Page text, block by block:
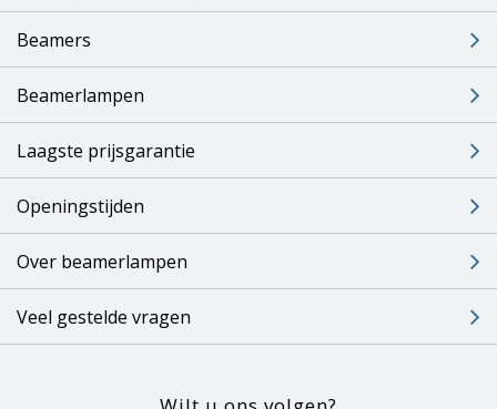
Beamers
Beamerlampen
Laagste prijsgarantie
Openingstijden
Over beamerlampen
Veel gestelde vragen